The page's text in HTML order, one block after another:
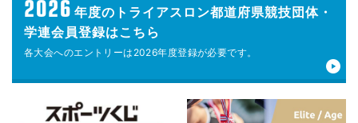
2026 年度の トライアスロン都道府県競技団体・
学連会員登録はこちら
各大会へのエントリーは 2026年度登録が必要です。